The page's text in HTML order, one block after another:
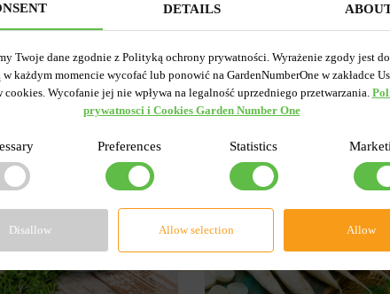
-40% -
DETAILS
Twoje dane zgodnie z Polityką ochrony prywatności. Wyrażenie zgody jest
w każdym momencie wycofać lub ponowić na GardenNumberOne w zakładce
Wycofanie jej nie wpływa na legalność uprzedniego przetwarzania.
prywatnosci i Cookies Garden Number One
Preferences Statistics
Disallow Allow selection Allow